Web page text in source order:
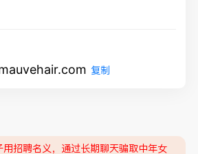
复制
招聘名义，通过长期聊天骗取中年女